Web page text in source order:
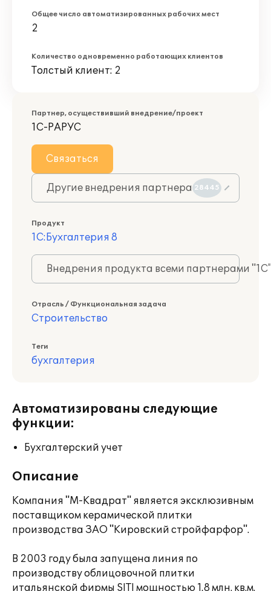
Общее число автоматизированных рабочих мест
2
Количество одновременно работающих клиентов
Толстый клиент: 2
Партнер, осуществивший внедрение/проект
1С-РАРУС
Связаться
Другие внедрения партнера 28445
Продукт
1С:Бухгалтерия 8
Внедрения продукта всеми партнерами
Отрасль / Функциональная задача
Строительство
Теги
бухгалтерия
Автоматизированы следующие
функции:
Бухгалтерский учет
Описание
Компания "М-Квадрат" является эксклюзивным
поставщиком керамической плитки
производства ЗАО "Кировский стройфарфор".
В 2003 году была запущена линия по
производству облицовочной плитки
итальянской фирмы SITI мощностью 1,8 млн. кв.м.